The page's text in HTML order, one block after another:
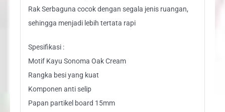
Rak Serbaguna cocok dengan segala jenis ruangan,
sehingga menjadi lebih tertata rapi
Spesifikasi :
Motif Kayu Sonoma Oak Cream
Rangka besi yang kuat
Komponen anti selip
Papan partikel board 15mm